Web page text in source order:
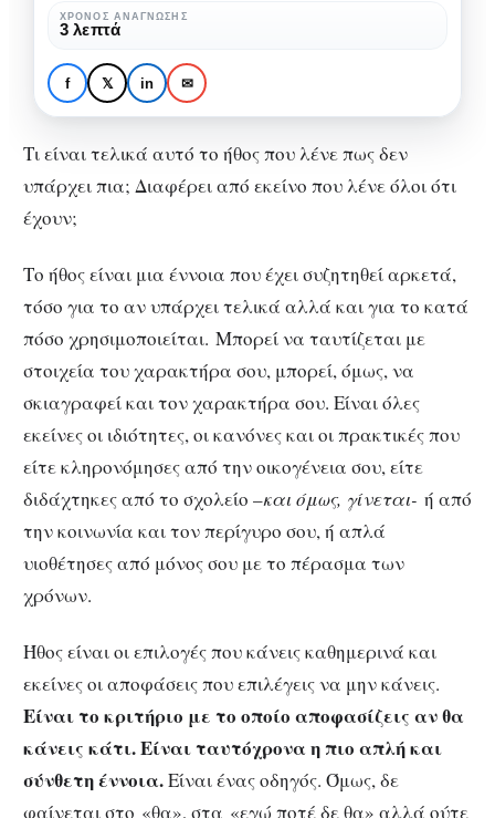
Ήθος, μια ξεχασμένη
έννοια
ΧΡΌΝΟΣ ΑΝΆΓΝΩΣΗΣ
3 λεπτά
f 𝕏 in ✉
Τι είναι τελικά αυτό το ήθος που λένε πως δεν
υπάρχει πια; Διαφέρει από εκείνο που λένε όλοι ότι
έχουν;
Το ήθος είναι μια έννοια που έχει συζητηθεί αρκετά,
τόσο για το αν υπάρχει τελικά αλλά και για το κατά
πόσο χρησιμοποιείται. Μπορεί να ταυτίζεται με
στοιχεία του χαρακτήρα σου, μπορεί, όμως, να
σκιαγραφεί και τον χαρακτήρα σου. Είναι όλες
εκείνες οι ιδιότητες, οι κανόνες και οι πρακτικές που
είτε κληρονόμησες από την οικογένεια σου, είτε
διδάχτηκες από το σχολείο –και όμως, γίνεται- ή από
την κοινωνία και τον περίγυρο σου, ή απλά
υιοθέτησες από μόνος σου με το πέρασμα των
χρόνων.
Ήθος είναι οι επιλογές που κάνεις καθημερινά και
εκείνες οι αποφάσεις που επιλέγεις να μην κάνεις.
Είναι το κριτήριο με το οποίο αποφασίζεις αν θα
κάνεις κάτι. Είναι ταυτόχρονα η πιο απλή και
σύνθετη έννοια.Είναι ένας οδηγός. Όμως, δε
φαίνεται στο «θα», στα «εγώ ποτέ δε θα» αλλά ούτε